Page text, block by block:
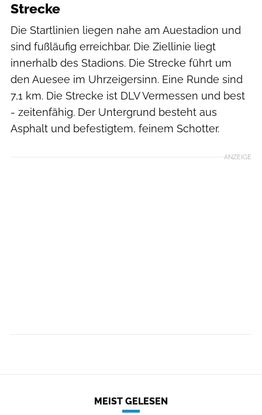
Strecke
Die Startlinien liegen nahe am Auestadion und
sind fußläufig erreichbar. Die Ziellinie liegt
innerhalb des Stadions. Die Strecke führt um
den Auesee im Uhrzeigersinn. Eine Runde sind
7,1 km. Die Strecke ist DLV Vermessen und best
- zeitenfähig. Der Untergrund besteht aus
Asphalt und befestigtem, feinem Schotter.
ANZEIGE
MEIST GELESEN